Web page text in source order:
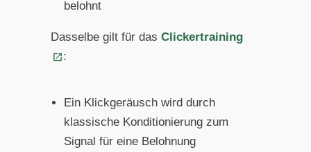
belohnt
Dasselbe gilt für das Clickertraining
:
Ein Klickgeräusch wird durch
klassische Konditionierung zum
Signal für eine Belohnung